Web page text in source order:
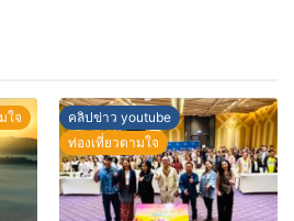
ใจ
คลิปข่าว youtube
ท่องเที่ยวตามใจ